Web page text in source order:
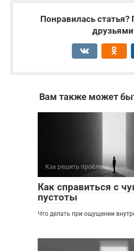
Понравилась статья?
Вам также может
Как решить проблему
Как справиться с
пустоты
Что делать при ощущении